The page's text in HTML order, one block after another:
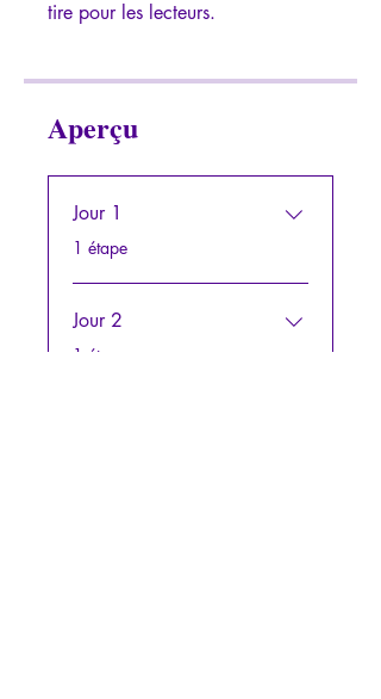
Aperçu
Jour 1
.1 étape
Jour 2
.1 étape